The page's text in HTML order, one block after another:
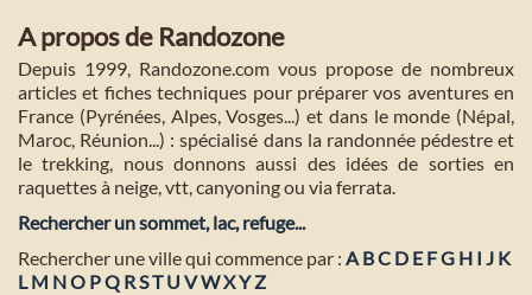
A propos de Randozone
Depuis 1999, Randozone.com vous propose de nombreux
articles et fiches techniques pour préparer vos aventures en
France (Pyrénées, Alpes, Vosges...) et dans le monde (Népal,
Maroc, Réunion...) : spécialisé dans la randonnée pédestre et
le trekking, nous donnons aussi des idées de sorties en
raquettes à neige, vtt, canyoning ou via ferrata.
Rechercher un sommet, lac, refuge...
Rechercher une ville qui commence par : A BC D E FG H I J K
L M NO PQ RST U VWXYZ